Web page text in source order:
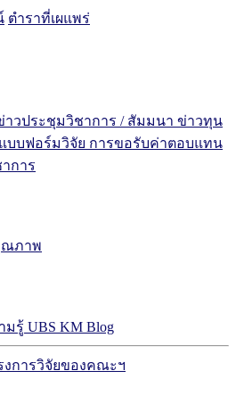
ตำราที่เผแพร่
าวประชุมวิชาการ / สัมมนา ข่าวทุน
บบฟอร์มวิจัย การขอรับค่าตอบแทน
การ
ณภาพ
รู้ UBS KM Blog
งการวิจัยของคณะฯ